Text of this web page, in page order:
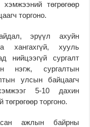
төгрөгөөр
торгоно.
эрүүл ахуйн
хангахгүй, хууль
нийцээгүй сургалт
нэгж, сургалтын
улсын байцаагч
5-10 дахин
торгоно.
ажлын байрны